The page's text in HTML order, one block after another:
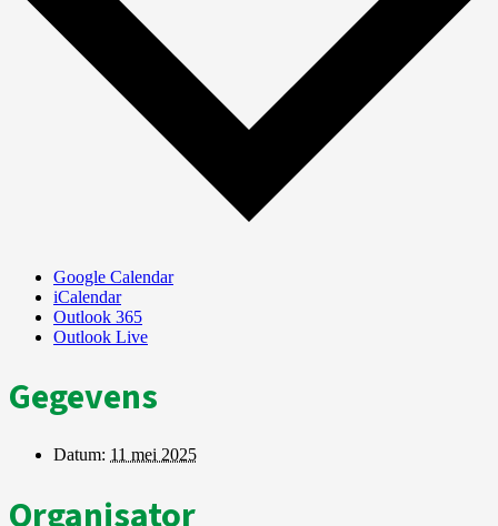
Google Calendar
iCalendar
Outlook 365
Outlook Live
Gegevens
Datum: 11 mei 2025